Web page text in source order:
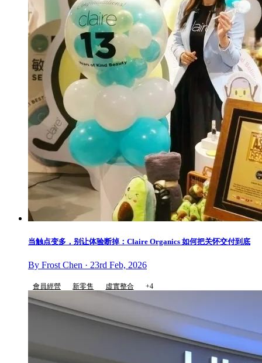
当触点变多，别让体验断掉：Claire Organics 如何把关怀交付到底
By Frost Chen · 23rd Feb, 2026
會員經營 新零售 虛實整合 +4